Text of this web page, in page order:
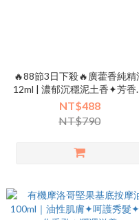
🔥88節3日下殺🔥廣藿香純精
12ml | 濃郁沉穩泥土香✦芳香
濕✦舒緩飯後不適✦鎮靜✦驅蟲
✦肌膚抗菌
NT$488
NT$790